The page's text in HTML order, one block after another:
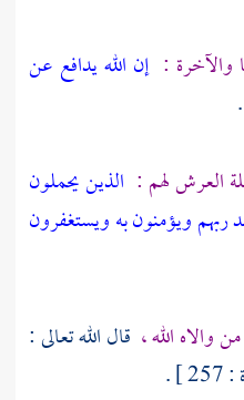
والآخرة : إن الله يدافع عن
العرش لهم : الذين يحملون
ويؤمنون به ويستغفرون
والاه الله ، قال الله تعالى :
.